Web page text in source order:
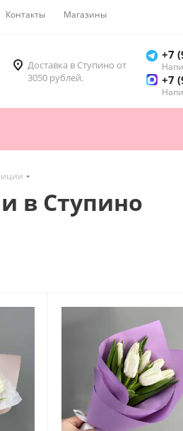
Контакты Магазины
Доставка в Ступино от
3050 рублей.
+7
+7
в Ступино